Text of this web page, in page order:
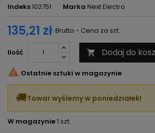
Indeks102751 Marka Next Electro
135,21 zł Brutto - Cena za szt.
Ilość  Dodaj do
 Ostatnie sztuki w magazynie
🚚Towar wyślemy w poniedziałek!
W magazynie1 szt.